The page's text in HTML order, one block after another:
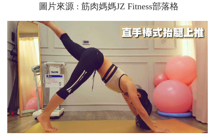
圖片來源 : 筋肉媽媽JZ Fitness部落格